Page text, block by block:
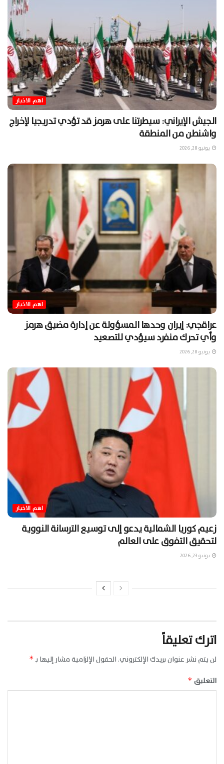
اهم الاخبار
الجيش الإيراني: سيطرتنا على هرمز قد تؤدي تدريجيا لإخراج
واشنطن من المنطقة
يونيو 28, 2026
اهم الاخبار
عراقجي: إيران وحدها المسؤولة عن إدارة مضيق هرمز
وأي تحرك منفرد سيؤدي للتصعيد
يونيو 28, 2026
اهم الاخبار
زعيم كوريا الشمالية يدعو إلى توسيع الترسانة النووية
لتحقيق التفوق على العالم
يونيو 23, 2026
اترك تعليقاً
لن يتم نشر عنوان بريدك الإلكتروني. الحقول الإلزامية مشار إليها بـ*
التعليق *